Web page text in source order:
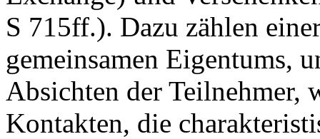
S 715ff.). Dazu zählen
gemeinsamen Eigentums,
Absichten der Teilnehmer,
Kontakten, die